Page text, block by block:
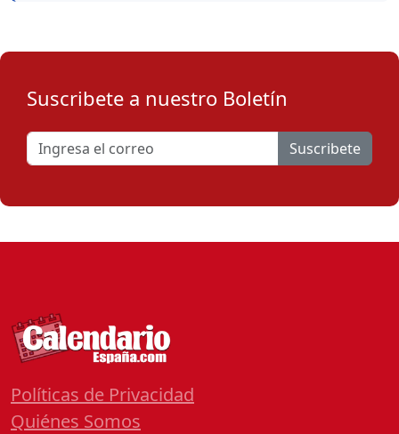
Suscribete a nuestro Boletín
Suscribete
Políticas de Privacidad
Quiénes Somos